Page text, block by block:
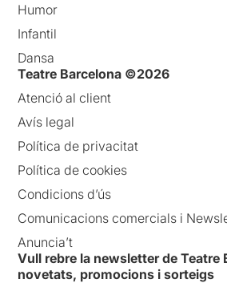
Humor
Infantil
Dansa
Teatre Barcelona ©2026
Atenció al client
Avís legal
Política de privacitat
Política de cookies
Condicions d’ús
Comunicacions comercials i
Anuncia’t
Vull rebre la newsletter de Teatre
novetats, promocions i sorteigs